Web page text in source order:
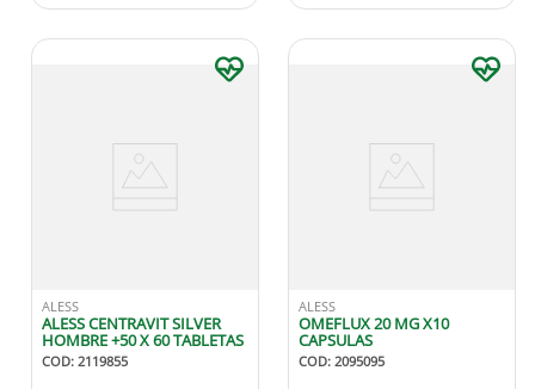
ALESS
ALESS CENTRAVIT SILVER
HOMBRE +50 X 60 TABLETAS
COD: 2119855
ALESS
OMEFLUX 20 MG X10
CAPSULAS
COD: 2095095